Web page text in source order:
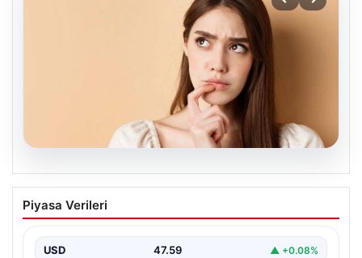
05.08.2026
Kararlarında Kararlı Olamayan Burçlar:
En Çok Fikir Değiştiren 5 Burç
bulunmaktadır ve bunlar günlük yaşamda karar verme…
Piyasa Verileri
USD 47.59 ▲ +0.08%